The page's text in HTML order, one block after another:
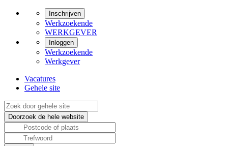
Inschrijven
Werkzoekende
WERKGEVER
Inloggen
Werkzoekende
Werkgever
Vacatures
Gehele site